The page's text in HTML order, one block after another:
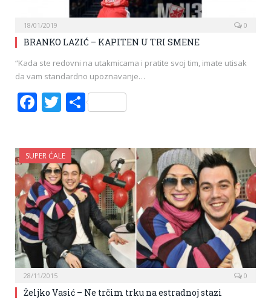
18/01/2019 0
BRANKO LAZIĆ – KAPITEN U TRI SMENE
“Kada ste redovni na utakmicama i pratite svoj tim, imate utisak
da vam standardno upoznavanje…
Facebook
Twitter
Share
SUPER ĆALE
28/11/2015 0
Željko Vasić – Ne trčim trku na estradnoj stazi